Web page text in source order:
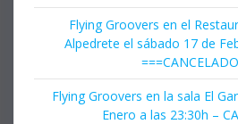
Flying Groovers en el
Alpedrete el sábado 17 de
Flying Groovers en la sala El
Enero a las 23:30h –